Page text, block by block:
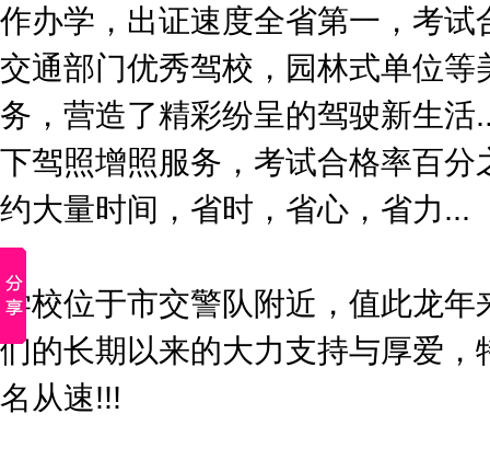
作办学，出证速度全省第一，考
交通部门优秀驾校，园林式单位
务，营造了精彩纷呈的驾驶新生
下驾照增照服务，考试合格率百
约大量时间，省时，省心，省力...
学校位于市交警队附近，值此龙
们的长期以来的大力支持与厚爱
名从速!!!